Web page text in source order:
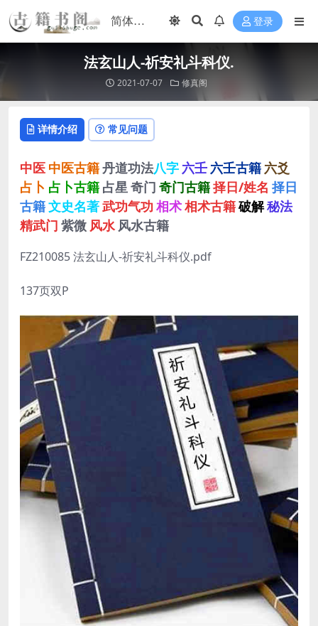
登录
法玄山人-祈安礼斗科仪.
2021-07-07 修真阁
详情介绍 常见问题
中医 中医古籍丹道功法八字 六壬 六壬古籍 六爻
占卜 占卜古籍 占星 奇门 奇门古籍择日/姓名 择日
古籍文史名著武功气功 相术相术古籍破解秘法
精武门 紫微 风水 风水古籍
FZ210085 法玄山人-祈安礼斗科仪.pdf
137页双P